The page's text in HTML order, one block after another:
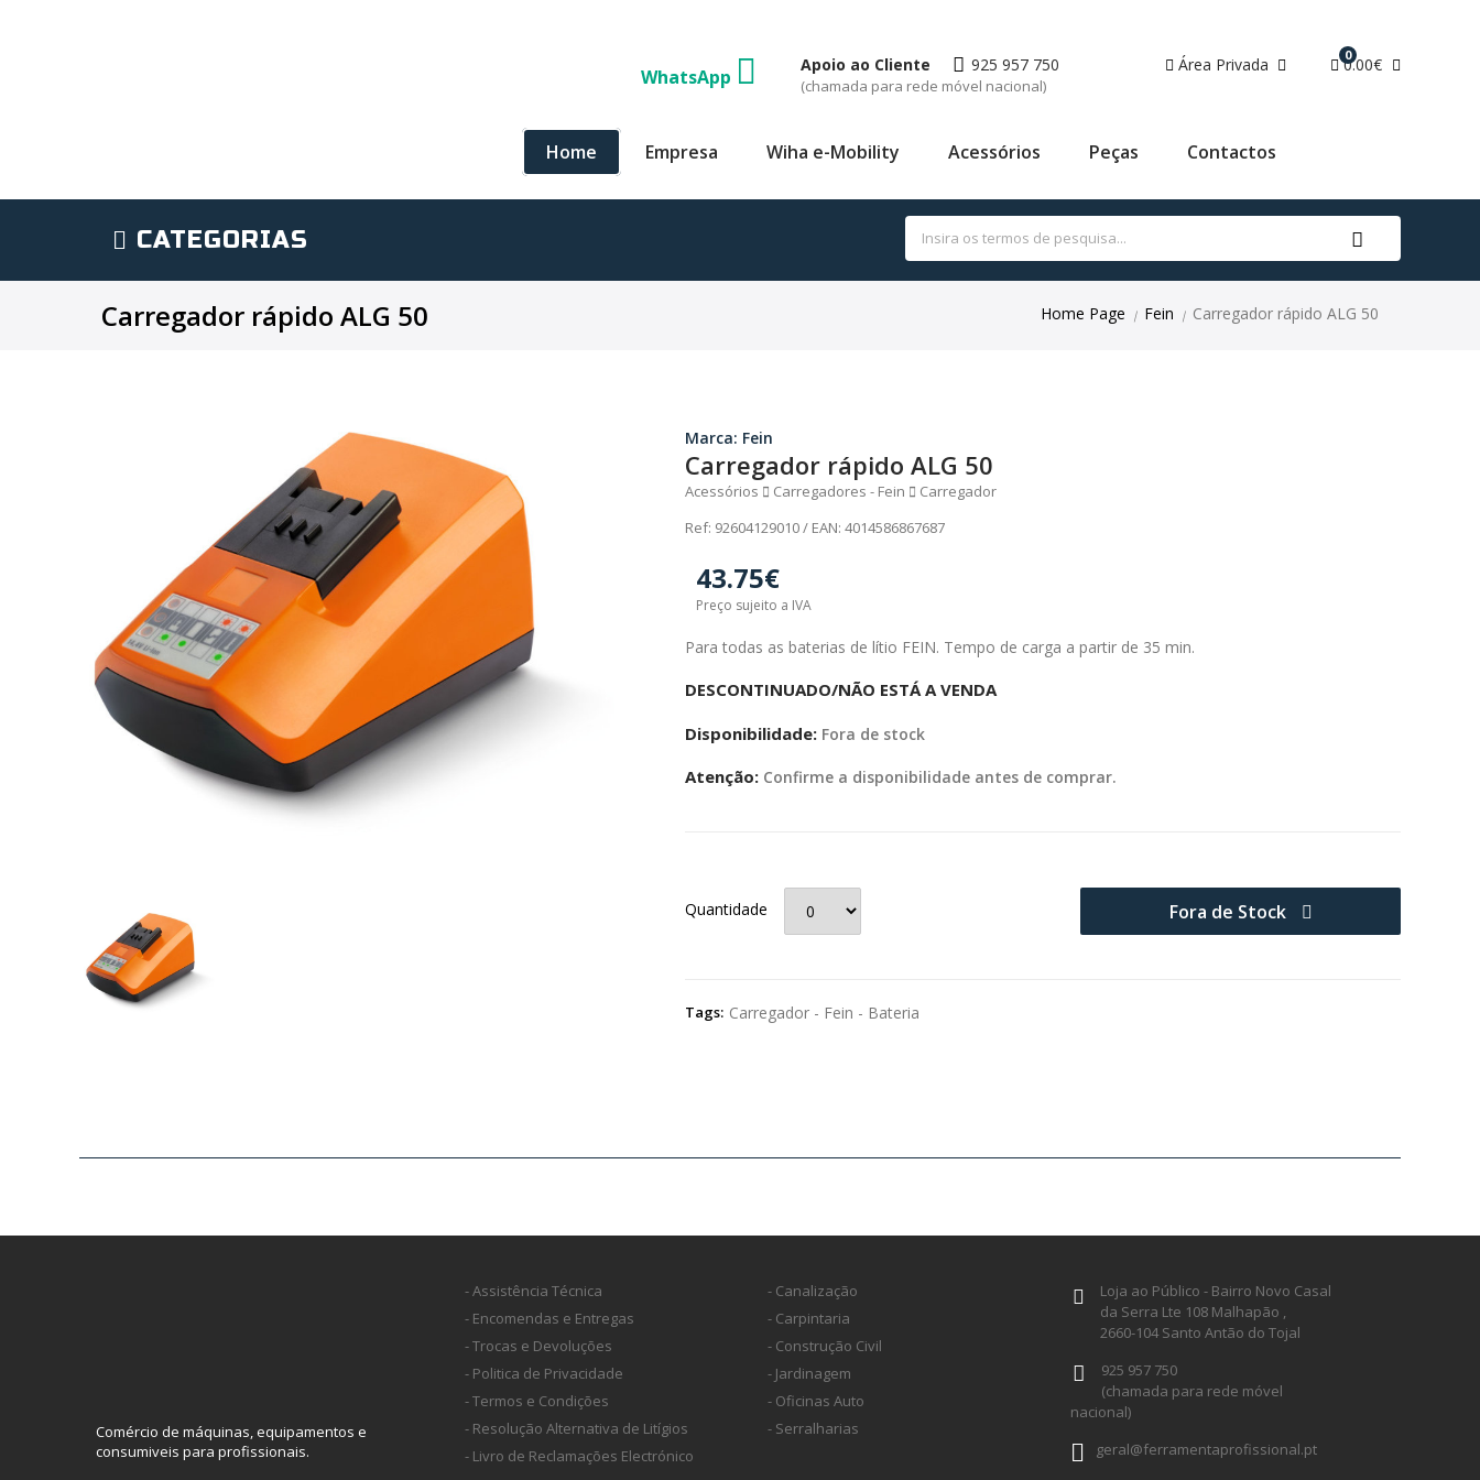
WhatsApp
Apoio ao Cliente 925 957 750
(chamada para rede móvel nacional)
Área Privada 0
0.00€
Home Empresa Wiha e-Mobility Acessórios Peças Contactos
CATEGORIAS
Home Page | Fein | Carregador rápido ALG 50
Carregador rápido ALG 50
Marca: Fein
Carregador rápido ALG 50
Acessórios Carregadores - Fein
Carregador
Ref: 92604129010 / EAN: 4014586867687
43.75€
Preço sujeito a IVA
Para todas as baterias de lítio FEIN. Tempo de carga a partir de 35 min.
DESCONTINUADO/NÃO ESTÁ A VENDA
Disponibilidade: Fora de stock
Atenção: Confirme a disponibilidade antes de comprar.
Quantidade Fora de Stock
Tags: Carregador - Fein - Bateria
Comércio de máquinas, equipamentos e
consumiveis para profissionais.
- Assistência Técnica
- Encomendas e Entregas
- Trocas e Devoluções
- Politica de Privacidade
- Termos e Condições
- Resolução Alternativa de Litígios
- Livro de Reclamações Electrónico
- Canalização
- Carpintaria
- Construção Civil
- Jardinagem
- Oficinas Auto
- Serralharias
Loja ao Público - Bairro Novo Casal
da Serra Lte 108 Malhapão ,
2660-104 Santo Antão do Tojal
925 957 750
(chamada para rede móvel
nacional)
geral@ferramentaprofissional.pt